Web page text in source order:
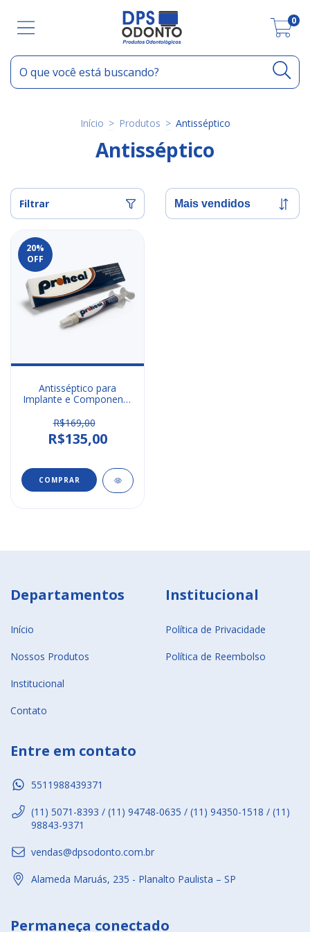
0
Início > Produtos > Antisséptico
Antisséptico
Filtrar
20%
OFF
Antisséptico para
Implante e Componente
R$169,00
R$135,00
Departamentos
Início
Nossos Produtos
Institucional
Contato
Institucional
Política de Privacidade
Política de Reembolso
Entre em contato
5511988439371
(11) 5071-8393 / (11) 94748-0635 / (11) 94350-1518 / (11)
98843-9371
vendas@dpsodonto.com.br
Alameda Maruás, 235 - Planalto Paulista – SP
Permaneça conectado